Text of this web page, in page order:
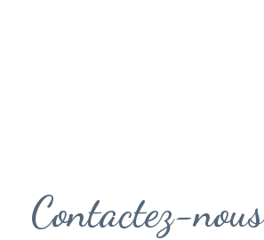
Contactez-nous